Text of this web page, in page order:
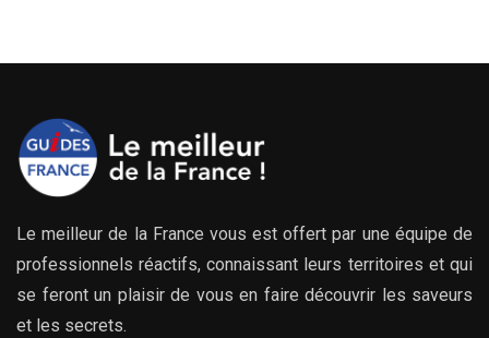
Le meilleur de la France vous est offert par une équipe de
professionnels réactifs, connaissant leurs territoires et qui
se feront un plaisir de vous en faire découvrir les saveurs
et les secrets.